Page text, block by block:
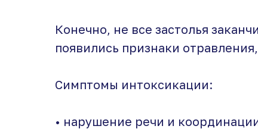
Конечно, не все застолья
появились признаки
Симптомы интоксикации:
• нарушение речи и